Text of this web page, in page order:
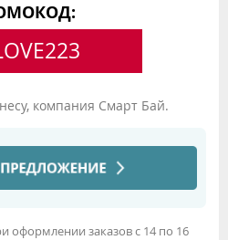
компания Смарт Бай.
оформлении заказов с 14 по 16